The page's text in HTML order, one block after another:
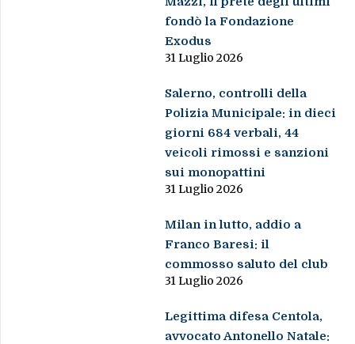
fondò la Fondazione
Exodus
31 Luglio 2026
Salerno, controlli della
Polizia Municipale: in dieci
giorni 684 verbali, 44
veicoli rimossi e sanzioni
sui monopattini
31 Luglio 2026
Milan in lutto, addio a
Franco Baresi: il
commosso saluto del club
31 Luglio 2026
Legittima difesa Centola,
avvocato Antonello Natale: